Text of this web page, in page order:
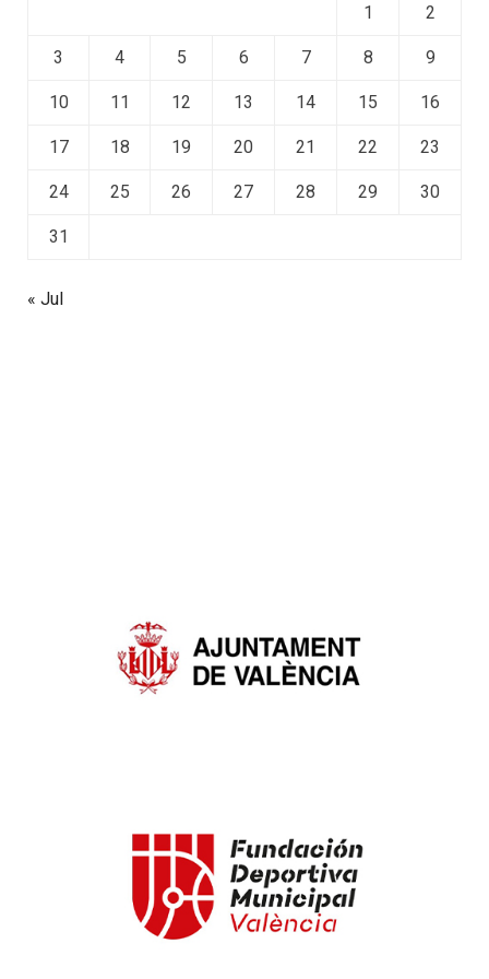
1 2
3 4 5 6 7 8 9
10 11 12 13 14 15 16
17 18 19 20 21 22 23
24 25 26 27 28 29 30
31
« Jul